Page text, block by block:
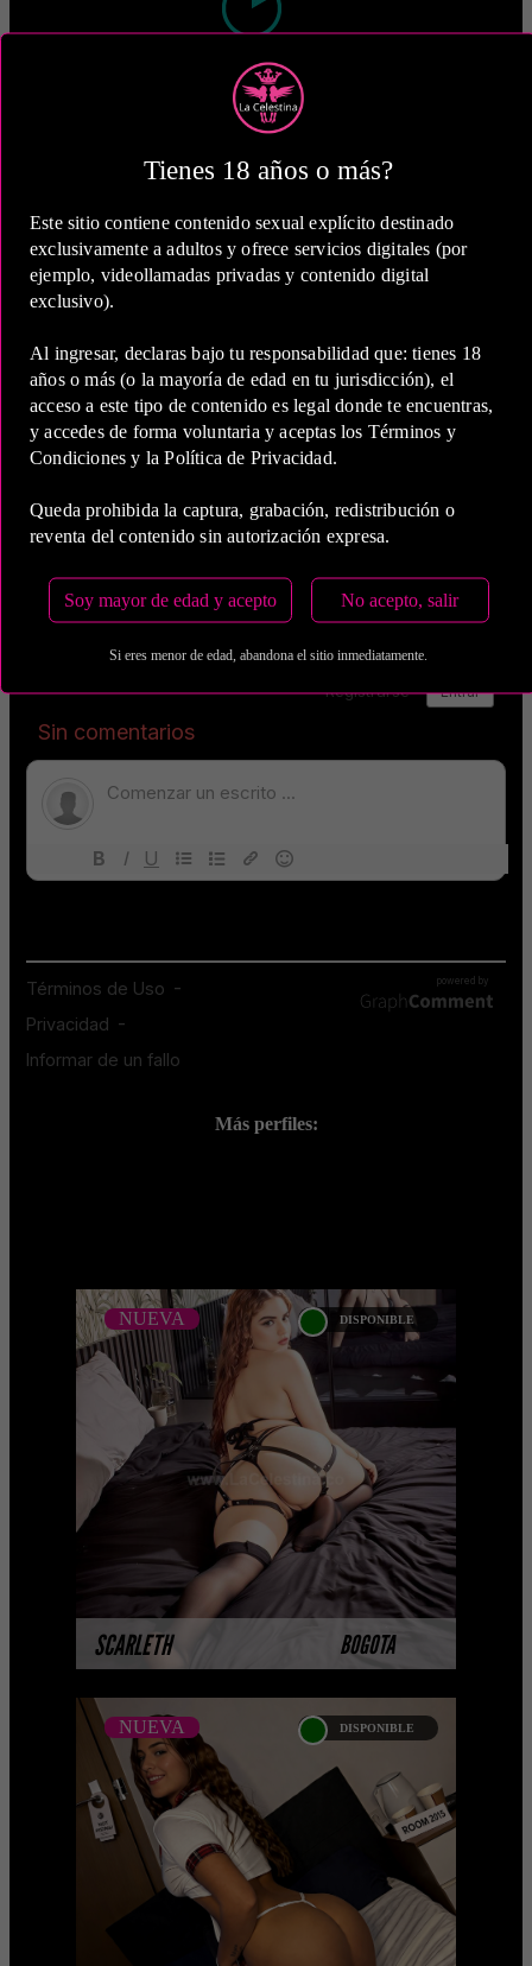
Tienes 18 años o más?
Este sitio contiene contenido sexual explícito destinado
exclusivamente a adultos y ofrece servicios digitales (por
ejemplo, videollamadas privadas y contenido digital
exclusivo).
Al ingresar, declaras bajo tu responsabilidad que: tienes 18
años o más (o la mayoría de edad en tu jurisdicción), el
acceso a este tipo de contenido es legal donde te encuentras,
y accedes de forma voluntaria y aceptas los Términos y
Condiciones y la Política de Privacidad.
Queda prohibida la captura, grabación, redistribución o
reventa del contenido sin autorización expresa.
Soy mayor de edad y acepto No acepto, salir
Si eres menor de edad, abandona el sitio inmediatamente.
2 Horas
COP 360,000.00
5 Horas
Estas tarifas incluyen transporte y preservativos
Medio de Pago:
Más perfiles:
SCARLETH BOGOTA
NUEVA DISPONIBLE
SCARLETH ANDERSON
NUEVA
Call girls Bogota Scarleth es una chica
complaciente y muy sexy. Es una mujer
experimentada a pesar de su juventud,
ama y disfruta ...
MÁS INFORMACIÓN
NUEVA DISPONIBLE
MARYLIN POSADA
NUEVA
... Próximamente.... Algunas de
nuestras modelos aún no tienen
imágenes disponibles en la web porque
están completando su se ...